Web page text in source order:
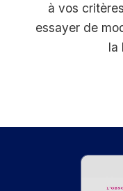
à vos
essayer de
la